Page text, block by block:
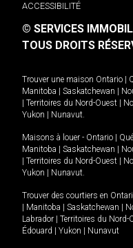
ACCESSIBILITÉ
© SERVICES
TOUS DROITS
Trouver une maison Ontario
Manitoba
Saskatchewan
Territoires du Nord-Ouest
Yukon
Nunavut.
Maisons à louer - Ontario
Manitoba
Saskatchewan
Territoires du Nord-Ouest
Yukon
Nunavut.
Trouver des courtiers en
Manitoba Saskatchewan
Labrador
Territoires du Nord-
Édouard
Yukon Nunavut